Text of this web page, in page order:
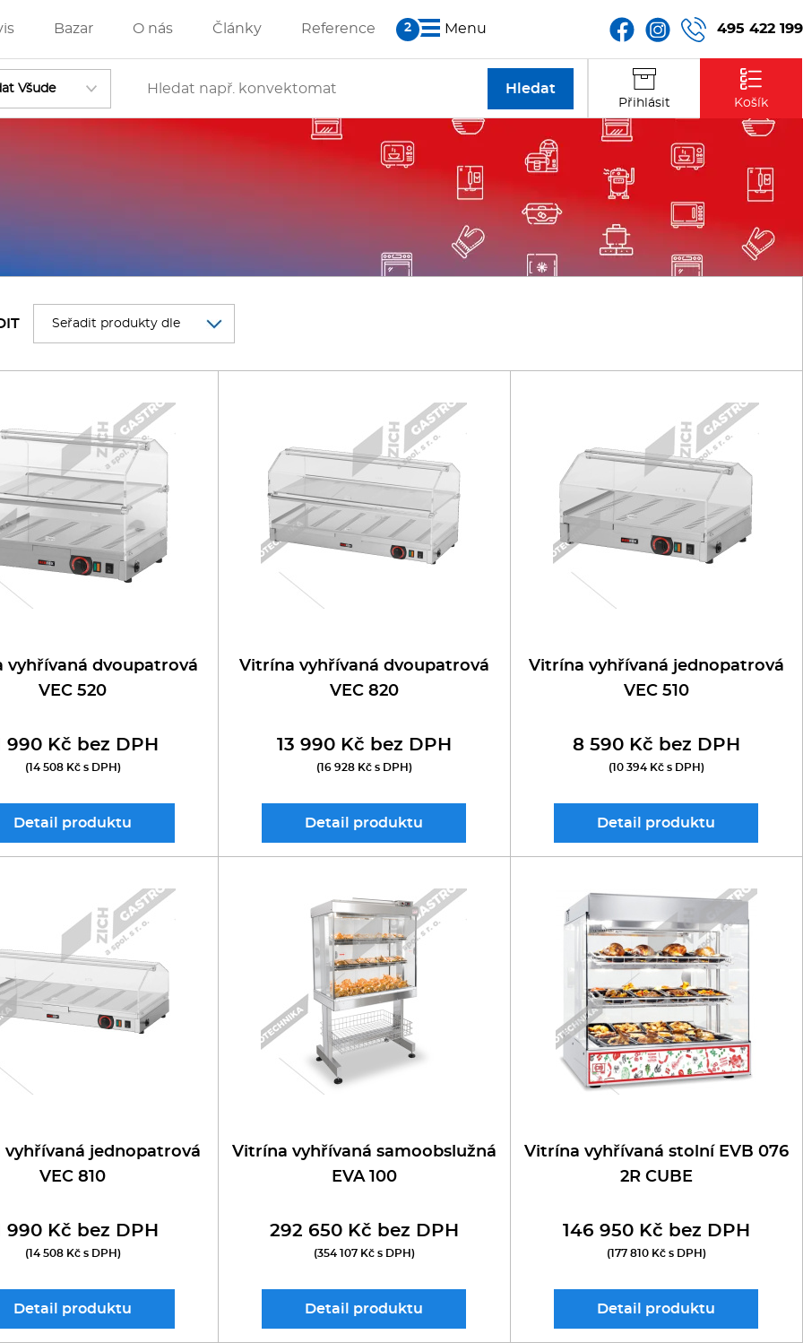
495 422 199
Přihlásit Košík
Bazar O nás Články Reference Menu
technologie
stroje
zařízení
výdej a regen.
lázně
vyhřívaná dvoupatrová
VEC 520
990 Kč bez DPH
(14 508 Kč s DPH)
Detail produktu
Vitrína vyhřívaná dvoupatrová
VEC 820
13 990 Kč bez DPH
(16 928 Kč s DPH)
Detail produktu
Vitrína vyhřívaná jednopatrová
VEC 510
8 590 Kč bez DPH
(10 394 Kč s DPH)
Detail produktu
vyhřívaná jednopatrová
VEC 810
990 Kč bez DPH
(14 508 Kč s DPH)
Detail produktu
Vitrína vyhřívaná samoobslužná
EVA 100
292 650 Kč bez DPH
(354 107 Kč s DPH)
Detail produktu
Vitrína vyhřívaná stolní EVB 076
2R CUBE
146 950 Kč bez DPH
(177 810 Kč s DPH)
Detail produktu